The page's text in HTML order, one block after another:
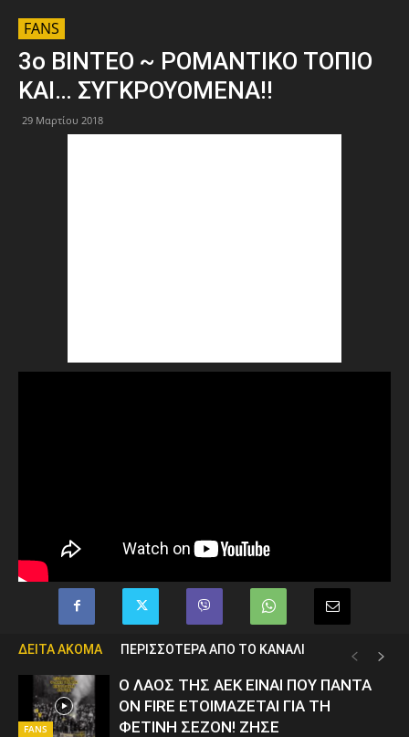
FANS
3ο ΒΙΝΤΕΟ ~ ΡΟΜΑΝΤΙΚΟ ΤΟΠΙΟ
ΚΑΙ… ΣΥΓΚΡΟΥΟΜΕΝΑ!!
29 Μαρτίου 2018
ΔΕΙΤΑ ΑΚΟΜΑ ΠΕΡΙΣΣΟΤΕΡΑ ΑΠΟ ΤΟ ΚΑΝΑΛΙ
FANS
Ο ΛΑΟΣ ΤΗΣ ΑΕΚ ΕΙΝΑΙ ΠΟΥ ΠΑΝΤΑ
ON FIRE ΕΤΟΙΜΑΖΕΤΑΙ ΓΙΑ ΤΗ
ΦΕΤΙΝΗ ΣΕΖΟΝ! ΖΗΣΕ